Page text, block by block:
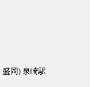
盛岡) 泉崎駅